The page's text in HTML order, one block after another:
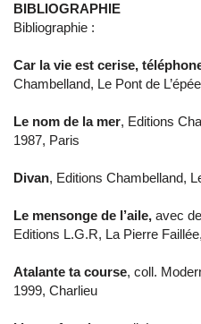
BIBLIOGRAPHIE
Bibliographie :
Car la vie est cerise,
Chambelland, Le Pont de
Le nom de la mer, Editions
1987, Paris
Divan, Editions Chambelland,
Le mensonge de l’aile, avec
Editions L.G.R, La Pierre
Atalante ta course, coll.
1999, Charlieu